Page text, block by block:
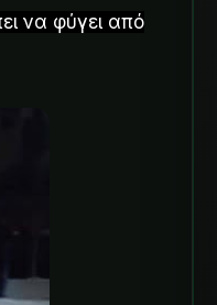
να φύγει από